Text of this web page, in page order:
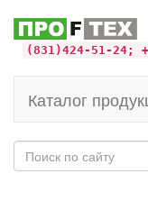
(831)424-51-24;
Каталог